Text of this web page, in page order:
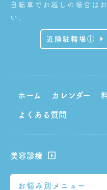
自転車でお越しの場合は
い。
近隣駐輪場①
ホーム カレンダー
よくある質問
美容診療
お悩み別メニュー